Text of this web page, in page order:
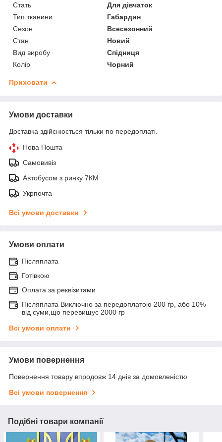
Стать
Для дівчаток
Тип тканини
Габардин
Сезон
Всесезонний
Стан
Новий
Вид виробу
Спідниця
Колір
Чорний
Приховати
Умови доставки
Доставка здійснюється тільки по передоплаті.
Нова Пошта
Самовивіз
Автобусом з ринку 7КМ
Укрпочта
Всі умови доставки
Умови оплати
Післяплата
Готівкою
Оплата за реквізитами
Післяплата Виключно за передоплатою 200 гр, або 10%
від суми,що перевищує 2000 гр
Всі умови оплати
Умови повернення
Повернення товару впродовж 14 днів за домовленістю
Всі умови повернення
Подібні товари компанії